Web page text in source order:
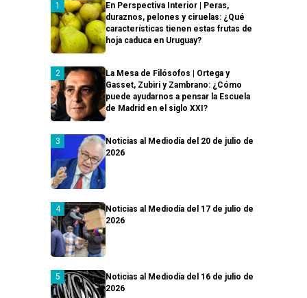
En Perspectiva Interior | Peras,
duraznos, pelones y ciruelas: ¿Qué
características tienen estas frutas de
hoja caduca en Uruguay?
La Mesa de Filósofos | Ortega y
Gasset, Zubiri y Zambrano: ¿Cómo
puede ayudarnos a pensar la Escuela
de Madrid en el siglo XXI?
Noticias al Mediodía del 20 de julio de
2026
Noticias al Mediodía del 17 de julio de
2026
Noticias al Mediodía del 16 de julio de
2026